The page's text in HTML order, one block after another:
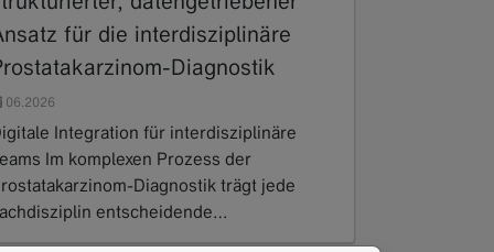
für die interdisziplinäre
Diagnostik
06.2026
Integration für interdisziplinäre
Im komplexen Prozess der
Diagnostik trägt jede
entscheidende…
more